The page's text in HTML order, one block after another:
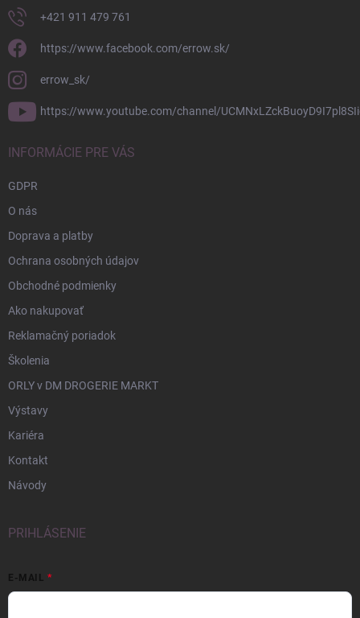
+421 911 479 761
https://www.facebook.com/errow.sk/
errow_sk/
https://www.youtube.com/channel/
INFORMÁCIE PRE VÁS
GDPR
O nás
Doprava a platby
Ochrana osobných údajov
Obchodné podmienky
Ako nakupovať
Reklamačný poriadok
Školenia
ORLY v DM DROGERIE MARKT
Výstavy
Kariéra
Kontakt
Návody
PRIHLÁSENIE
E-MAIL